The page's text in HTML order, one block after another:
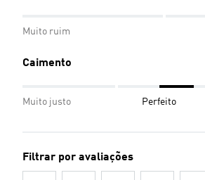
Muito ruim
Caimento
Muito justo Perfeito
Filtrar por avaliações